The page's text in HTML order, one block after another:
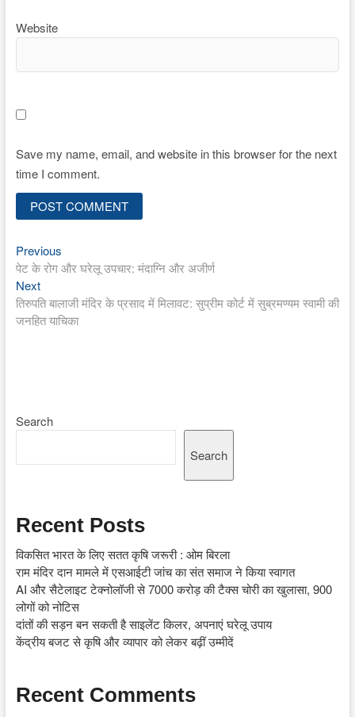
Website
Save my name, email, and website in this browser for the next
time I comment.
Post
navigation
PreviousPrevious
post:
पेट के रोग और घरेलू उपचार: मंदाग्नि और अजीर्ण
NextNext
post:
तिरुपति बालाजी मंदिर के प्रसाद में मिलावट: सुप्रीम कोर्ट में सुब्रमण्यम स्वामी की
जनहित याचिका
Search
Search
Recent Posts
विकसित भारत के लिए सतत कृषि जरूरी : ओम बिरला
राम मंदिर दान मामले में एसआईटी जांच का संत समाज ने किया स्वागत
AI और सैटेलाइट टेक्नोलॉजी से 7000 करोड़ की टैक्स चोरी का खुलासा, 900
लोगों को नोटिस
दांतों की सड़न बन सकती है साइलेंट किलर, अपनाएं घरेलू उपाय
केंद्रीय बजट से कृषि और व्यापार को लेकर बढ़ीं उम्मीदें
Recent Comments